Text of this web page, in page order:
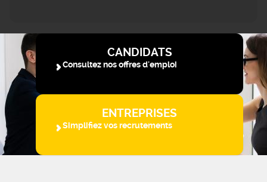
CANDIDATS
Consultez nos offres d'emploi
ENTREPRISES
Simplifiez vos recrutements